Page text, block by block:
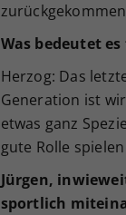
Was bedeutet
Herzog: Das
Generation ist
etwas ganz
gute Rolle
Jürgen,
sportlich